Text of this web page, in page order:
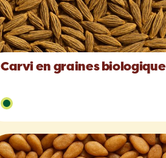
Carvi en graines biologique